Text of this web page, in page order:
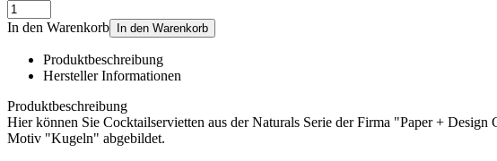
In den Warenkorb In den Warenkorb
Produktbeschreibung
Hersteller Informationen
Produktbeschreibung
Hier können Sie Cocktailservietten aus der Naturals Serie der Firma "Paper +
Motiv "Kugeln" abgebildet.